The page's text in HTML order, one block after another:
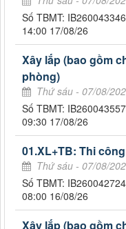
Số TBMT:
14:00 17/08/26
Xây lắp (bao gồm
phòng)
Thứ sáu - 07/08/
Số TBMT:
09:30 17/08/26
01.XL+TB: Thi
Thứ sáu - 07/08/
Số TBMT:
08:00 16/08/26
Xây lắp (bao gồm